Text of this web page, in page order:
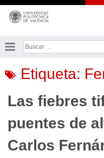
Saltar
contenido
Buscar:
Etiqueta:
Las fiebres
puentes de
Carlos